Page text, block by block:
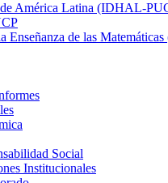
América Latina (IDHAL-
Enseñanza de las
Social
Institucionales